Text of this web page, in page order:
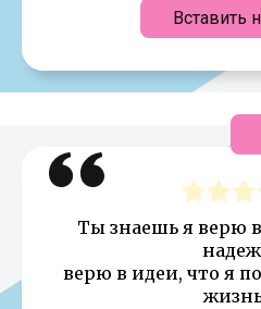
Вставить
Ты знаешь я верю
верю в идеи, что я